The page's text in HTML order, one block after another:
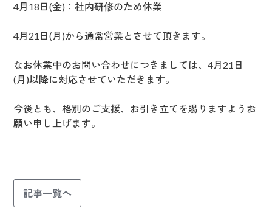
4月18日(金)：社内研修のため休業
4月21日(月)から通常営業とさせて頂きます。
なお休業中のお問い合わせにつきましては、4月21日
(月)以降に対応させていただきます。
今後とも、格別のご支援、お引き立てを賜りますようお
願い申し上げます。
記事一覧へ